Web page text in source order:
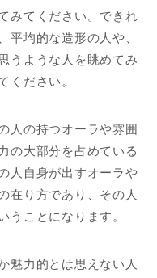
みてください。できれ
平均的な造形の人や、
うような人を眺めてみ
ください。
人の持つオーラや雰囲
の大部分を占めている
人自身が出すオーラや
在り方であり、その人
うことになります。
魅力的とは思えない人